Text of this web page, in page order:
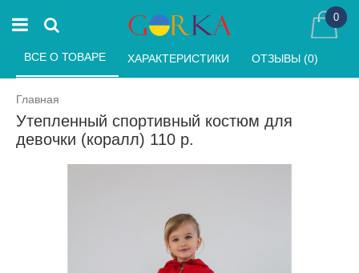
0
Главная
Утепленный спортивный костюм для
девочки (коралл) 110 р.
ВСЕ О ТОВАРЕ ХАРАКТЕРИСТИКИ ОТЗЫВЫ (0)